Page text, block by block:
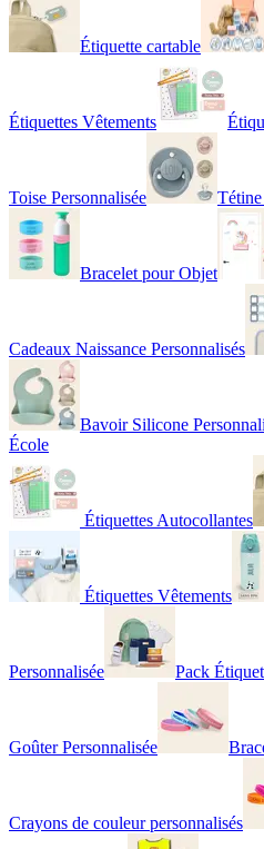
Étiquette cartable
Étiquettes Vêtements
Toise Personnalisée
Bracelet pour Objet
Cadeaux Naissance Personnalisés
Bavoir Silicone
École
Étiquettes Autocollantes
Étiquettes Vêtements
Personnalisée Pack
Goûter Personnalisée
Crayons de couleur personnalisés